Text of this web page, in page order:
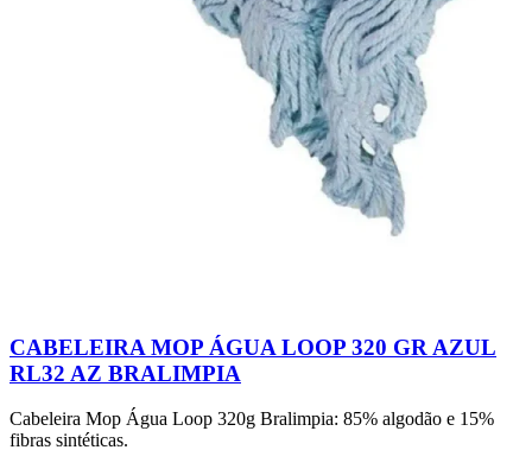
CABELEIRA MOP ÁGUA LOOP 320 GR AZUL
RL32 AZ BRALIMPIA
Cabeleira Mop Água Loop 320g Bralimpia: 85% algodão e 15%
fibras sintéticas.